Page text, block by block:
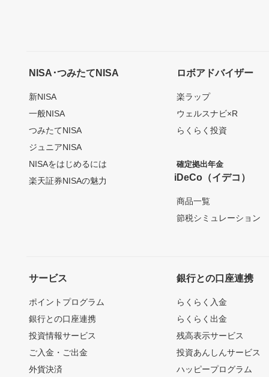
NISA･つみたてNISA
新NISA
一般NISA
つみたてNISA
ジュニアNISA
NISAをはじめるには
楽天証券NISAの魅力
ロボアドバイザー
楽ラップ
ウェルスナビ×R
らくらく投資
確定拠出年金
iDeCo（イデコ）
商品一覧
節税シミュレーション
サービス
ポイントプログラム
銀行との口座連携
投資情報サービス
ご入金・ご出金
外貨決済
銀行との口座連携
らくらく入金
らくらく出金
残高表示サービス
投資あんしんサービス
ハッピープログラム